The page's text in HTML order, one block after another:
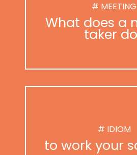
# MEETING
What does a
taker
# IDIOM
to work your